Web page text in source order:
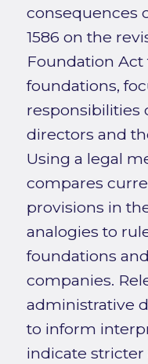
consequences
1586 on the
Foundation
foundations,
responsibilities
directors and
Using a legal
compares
provisions in
analogies to
foundations
companies.
administrative
to inform
indicate stricter